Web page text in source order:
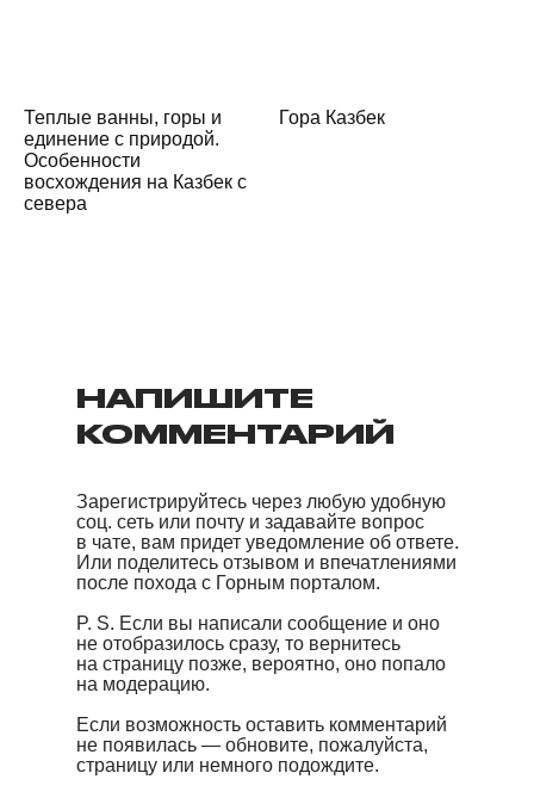
Теплые ванны, горы и
единение с природой.
Особенности
восхождения на Казбек с
севера
Гора Казбек
Зарегистрируйтесь через любую удобную
соц. сеть или почту и задавайте вопрос
в чате, вам придет уведомление об ответе.
Или поделитесь отзывом и впечатлениями
после похода с Горным порталом.
P. S. Если вы написали сообщение и оно
не отобразилось сразу, то вернитесь
на страницу позже, вероятно, оно попало
на модерацию.
Если возможность оставить комментарий
не появилась — обновите, пожалуйста,
страницу или немного подождите.
НАПИШИТЕ
КОММЕНТАРИЙ